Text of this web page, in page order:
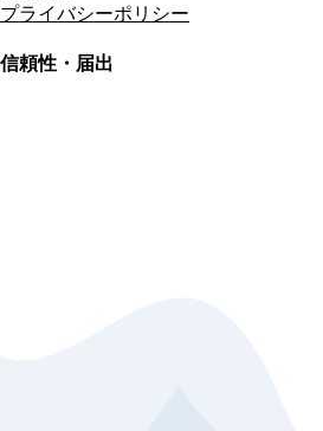
プライバシーポリシー
信頼性・届出